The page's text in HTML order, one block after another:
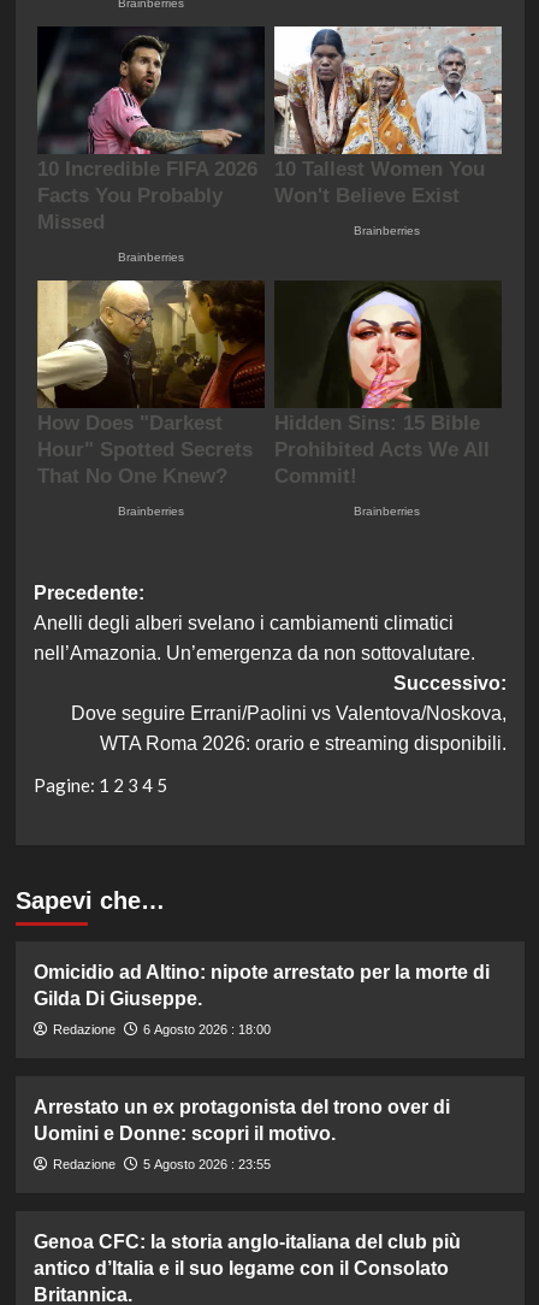
Navigazione
articolo
Precedente:
Anelli degli alberi svelano i cambiamenti climatici
nell’Amazonia. Un’emergenza da non sottovalutare.
Successivo:
Dove seguire Errani/Paolini vs Valentova/Noskova,
WTA Roma 2026: orario e streaming disponibili.
Pagine: 1 2 3 4 5
Sapevi che…
Omicidio ad Altino: nipote arrestato per la morte di
Gilda Di Giuseppe.
Redazione 6 Agosto 2026 : 18:00
Arrestato un ex protagonista del trono over di
Uomini e Donne: scopri il motivo.
Redazione 5 Agosto 2026 : 23:55
Genoa CFC: la storia anglo-italiana del club più
antico d’Italia e il suo legame con il Consolato
Britannica.